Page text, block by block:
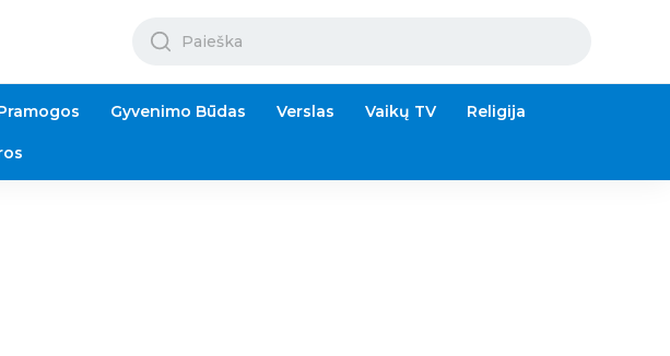
Gyvenimo Būdas Verslas Vaikų TV Religija